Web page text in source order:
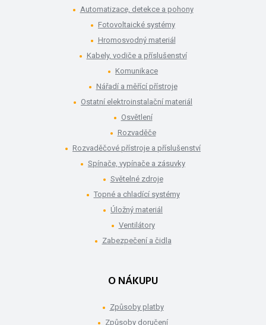
Automatizace, detekce a pohony
Fotovoltaické systémy
Hromosvodný materiál
Kabely, vodiče a příslušenství
Komunikace
Nářadí a měřící přístroje
Ostatní elektroinstalační materiál
Osvětlení
Rozvaděče
Rozvaděčové přístroje a příslušenství
Spínače, vypínače a zásuvky
Světelné zdroje
Topné a chladící systémy
Úložný materiál
Ventilátory
Zabezpečení a čidla
O NÁKUPU
Způsoby platby
Způsoby doručení